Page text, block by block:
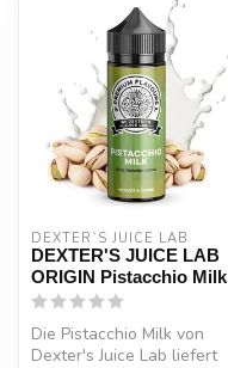
DEXTER`S JUICE LAB
DEXTER'S JUICE LAB
ORIGIN Pistacchio Milk
Die Pistacchio Milk von
Dexter's Juice Lab liefert